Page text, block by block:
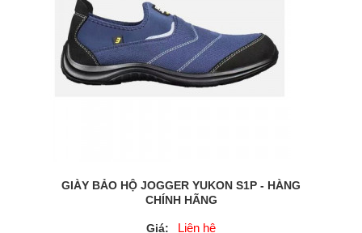
GIÀY BẢO HỘ JOGGER YUKON S1P - HÀNG
CHÍNH HÃNG
Giá: Liên hệ